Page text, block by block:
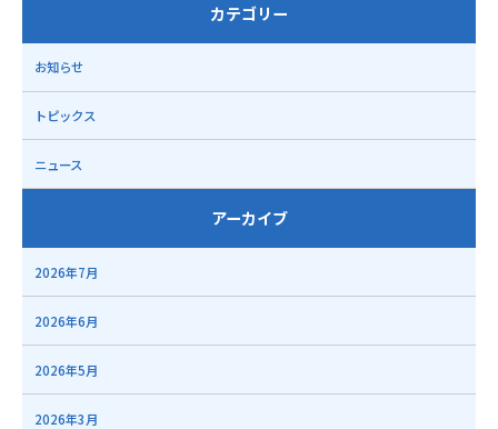
カテゴリー
お知らせ
トピックス
ニュース
アーカイブ
2026年7月
2026年6月
2026年5月
2026年3月